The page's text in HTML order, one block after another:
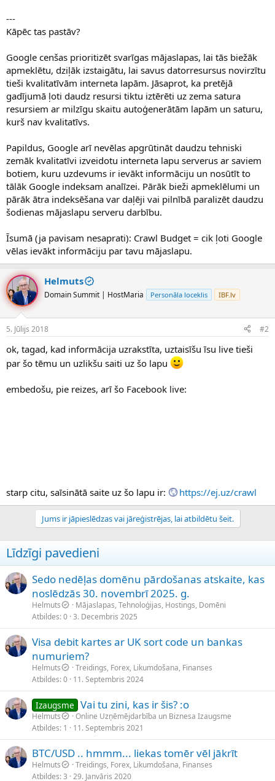
---
Kāpēc tas pastāv?
Google cenšas prioritizēt svarīgas mājaslapas, lai tās biežāk
apmeklētu, dziļāk izstaigātu, lai savus datorresursus novirzītu
tieši kvalitatīvām interneta lapām. Jāsaprot, ka pretējā
gadījumā ļoti daudz resursi tiktu iztērēti uz zema satura
resursiem ar milzīgu skaitu autoģenerātām lapām un saturu,
kurš nav kvalitatīvs.
Papildus, Google arī nevēlas apgrūtināt daudzu tehniski
zemāk kvalitatīvi izveidotu interneta lapu serverus ar saviem
botiem, kuru uzdevums ir ievākt informāciju un nosūtīt to
tālāk Google indeksam analīzei. Pārāk bieži apmeklēlumi un
pārāk ātra indeksēšana var daļēji vai pilnībā paralizēt daudzu
šodienas mājaslapu serveru darbību.
Īsumā (ja pavisam nesaprati): Crawl Budget = cik ļoti Google
vēlas ievākt informāciju par tavu mājaslapu.
Helmuts
Domain Summit | HostMaria Personāla loceklis IBF.lv
5. Jūlijs 2018 #2
ok, tagad, kad informācija uzrakstīta, uztaisīšu īsu live tieši
par šo tēmu un uzlikšu saiti uz šo lapu
embedošu, pie reizes, arī šo Facebook live:
starp citu, saīsinātā saite uz šo lapu ir: https://ej.uz/crawl
Jums ir jāpieslēdzas vai jāreģistrējas, lai atbildētu šeit.
Līdzīgi pavedieni
Sedo nedēļas domēnu pārdošanas atskaite, kas
noslēdzās 30. novembrī 2025. g.
Helmuts
Mājaslapas, Tehnoloģijas, Hostings, Domēni
Atbildes 0 3. Decembris 2025
Visa debit kartes ar UK sort code un bankas
numuriem?
Helmuts
Treidings, Forex, Likumdošana, Finanses
Atbildes 0 11. Septembris 2024
Izaugsme Vai tu zini, kas ir šis? :o
Helmuts
Online Uzņēmējdarbība un Biznesa Izaugsme
Atbildes 1 11. Septembris 2021
BTC/USD .. hmmm... liekas tomēr vēl jākrīt
Helmuts
Treidings, Forex, Likumdošana, Finanses
Atbildes 3 29. Janvāris 2020